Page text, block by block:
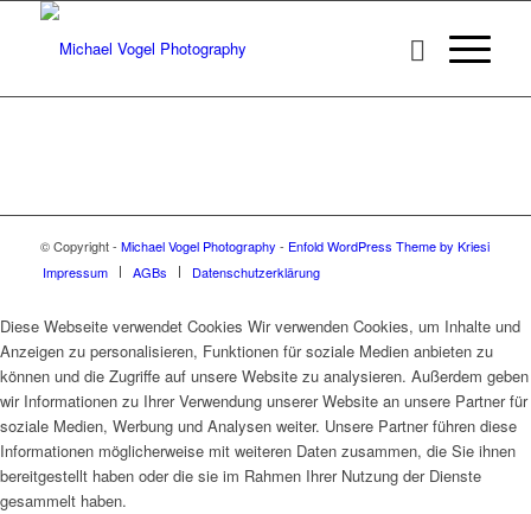
© Copyright - Michael Vogel Photography - Enfold WordPress Theme by Kriesi
Impressum
AGBs Datenschutzerklärung
Diese Webseite verwendet Cookies Wir verwenden Cookies, um Inhalte und
Anzeigen zu personalisieren, Funktionen für soziale Medien anbieten zu
können und die Zugriffe auf unsere Website zu analysieren. Außerdem geben
wir Informationen zu Ihrer Verwendung unserer Website an unsere Partner für
soziale Medien, Werbung und Analysen weiter. Unsere Partner führen diese
Informationen möglicherweise mit weiteren Daten zusammen, die Sie ihnen
bereitgestellt haben oder die sie im Rahmen Ihrer Nutzung der Dienste
gesammelt haben.